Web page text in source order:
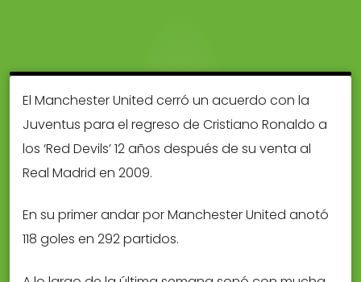
El Manchester United cerró un acuerdo con la
Juventus para el regreso de Cristiano Ronaldo a
los ‘Red Devils’ 12 años después de su venta al
Real Madrid en 2009.
En su primer andar por Manchester United anotó
118 goles en 292 partidos.